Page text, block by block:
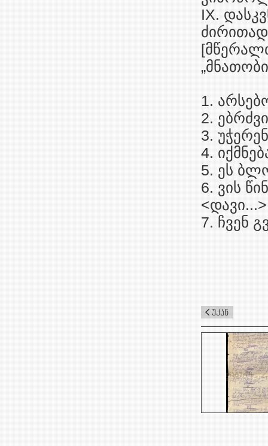
IX.
1.
2.
3.
4.
5. ეს
6. ვის
7. ჩვენ